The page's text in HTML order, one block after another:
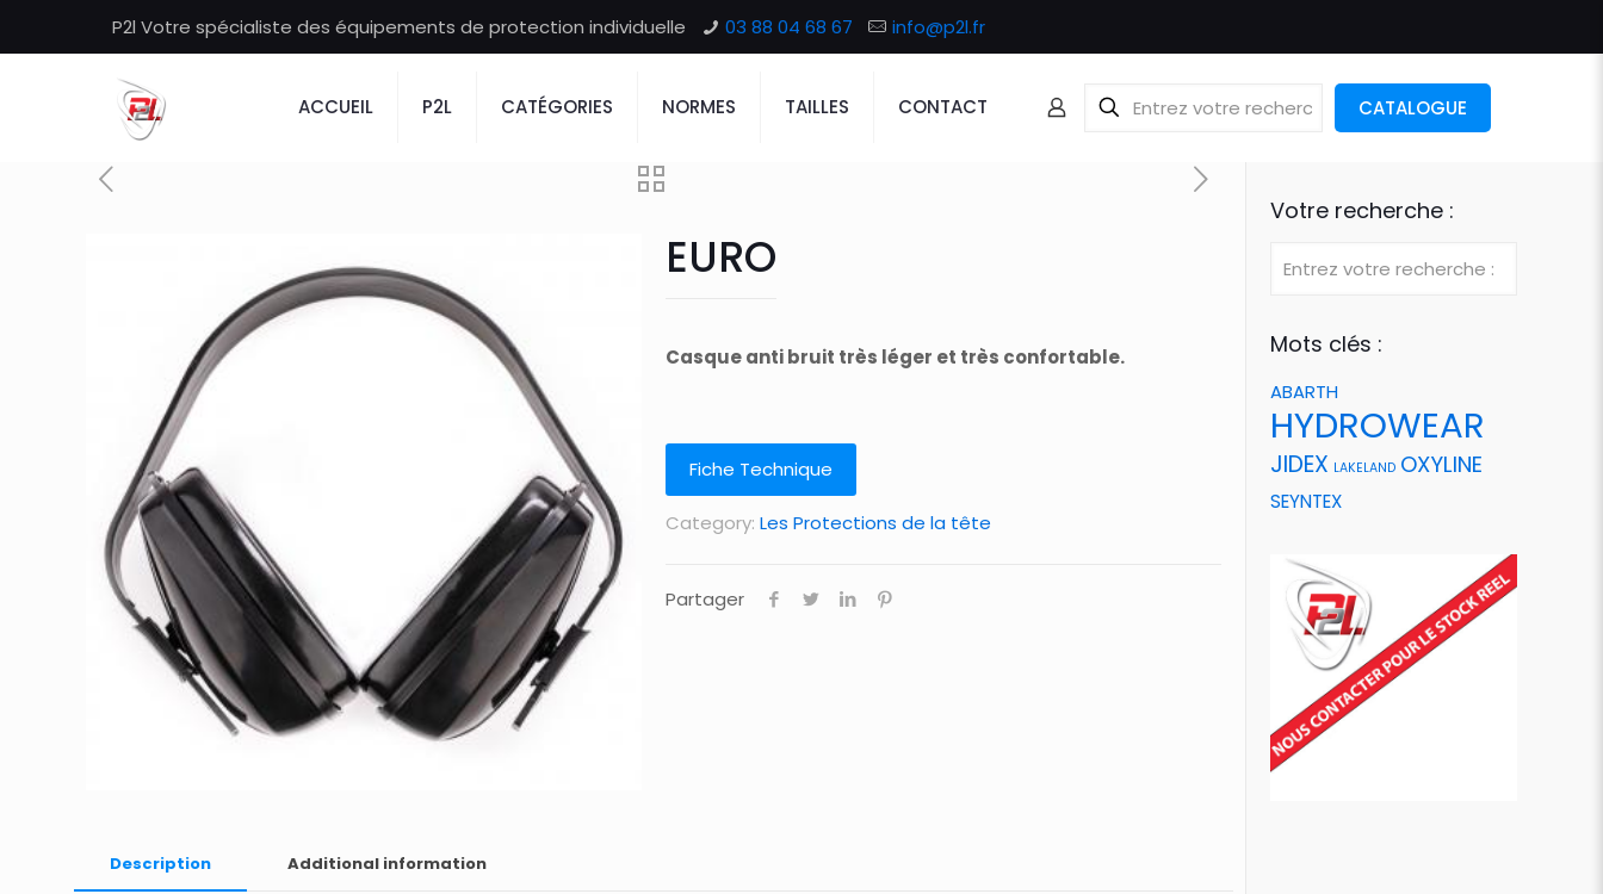
P2l Votre spécialiste des équipements de protection individuelle 03 88 04 68 67 info@p2l.fr
ACCUEIL P2L CATÉGORIES NORMES TAILLES CONTACT CATALOGUE
EURO
Casque anti bruit très léger et très confortable.
Fiche Technique
Category: Les Protections de la tête
Partager
Description Additional information
Votre recherche :
Mots clés :
ABARTH
HYDROWEAR
JIDEX LAKELAND OXYLINE
SEYNTEX